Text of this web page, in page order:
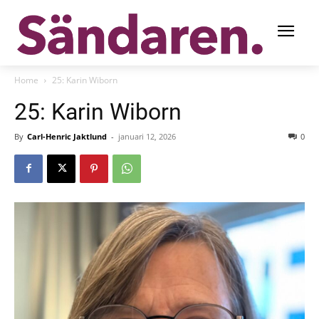
Home 25: Karin Wiborn
25: Karin Wiborn
By Carl-Henric Jaktlund - januari 12, 2026 0